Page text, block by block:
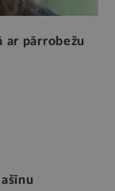
ar pārrobežu